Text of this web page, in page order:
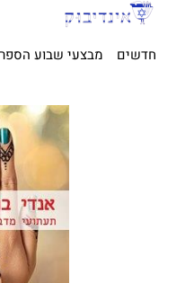
חדשים מבצעי שבוע הספר